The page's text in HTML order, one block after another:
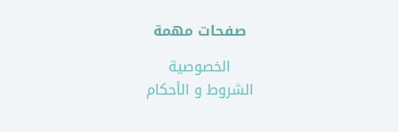
صفحات مهمة
الخصوصية
الشروط و الأحكام